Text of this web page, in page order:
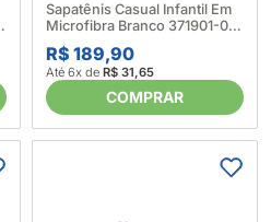
Sapatênis Casual Infantil Em
Microfibra Branco 371901-01 -
Pegada 672416_Branco
R$ 189,90
Até 6x de R$ 31,65
COMPRAR